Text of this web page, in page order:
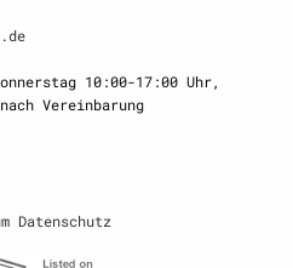
10:00-17:00 Uhr,
Vereinbarung
Datenschutz